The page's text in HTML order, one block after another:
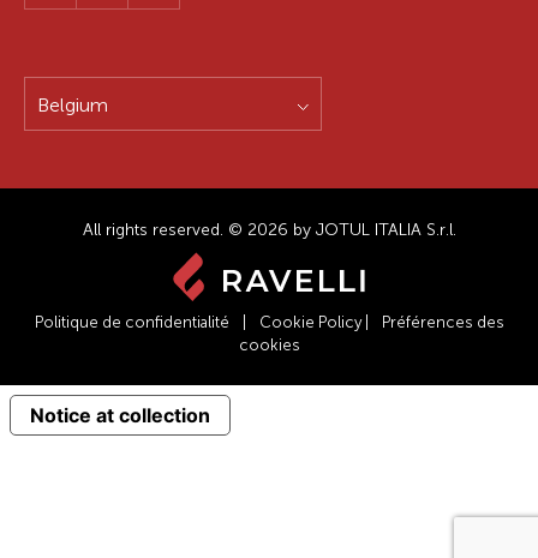
Belgium
All rights reserved. © 2026 by JOTUL ITALIA S.r.l.
Politique de confidentialité Cookie Policy
Préférences des
cookies
Notice at collection